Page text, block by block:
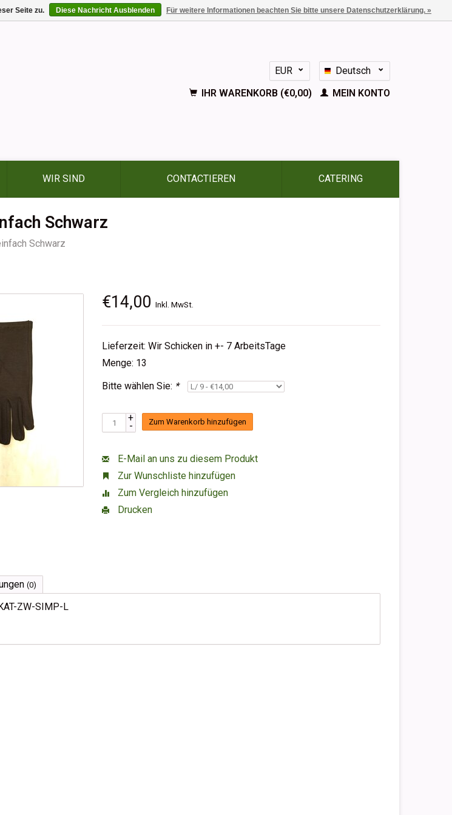
EUR
GBP
Deutsch
Nederlands
English
IHR WARENKORB (€0,00) MEIN KONTO
WIR SIND CONTACTIEREN CATERING
Schwarz
Schwarz
€14,00Inkl. MwSt.
Lieferzeit: Wir Schicken in +- 7 ArbeitsTage
Menge: 13
Bitte wählen Sie: *
+
- Zum Warenkorb hinzufügen
E-Mail an uns zu diesem Produkt
Zur Wunschliste hinzufügen
Zum Vergleich hinzufügen
Drucken
(0)
ZW-SIMP-L
Seite zu. Diese Nachricht Ausblenden Für weitere Informationen beachten Sie bitte unsere Datenschutzerklärung. »